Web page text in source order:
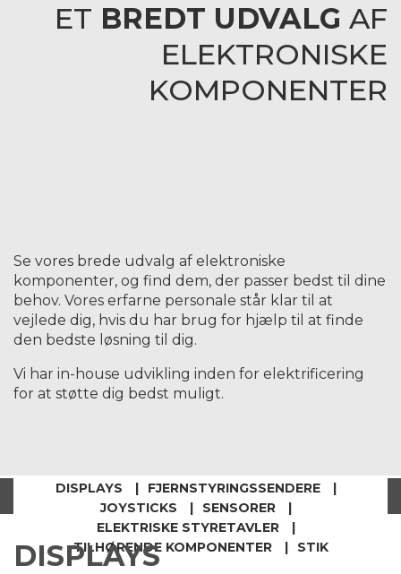
ET BREDT UDVALG AF
ELEKTRONISKE
KOMPONENTER
Se vores brede udvalg af elektroniske
komponenter, og find dem, der passer bedst til dine
behov. Vores erfarne personale står klar til at
vejlede dig, hvis du har brug for hjælp til at finde
den bedste løsning til dig.
Vi har in-house udvikling inden for elektrificering
for at støtte dig bedst muligt.
DISPLAYS
FJERNSTYRINGSSENDERE
JOYSTICKS
SENSORER
ELEKTRISKE STYRETAVLER
TILHØRENDE KOMPONENTER
STIK
DISPLAYS